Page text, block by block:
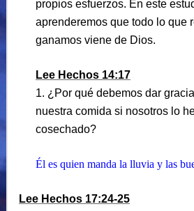
propios esfuerzos. En este
aprenderemos que todo lo que
ganamos viene de Dios.
Lee Hechos 14:17
1. ¿Por qué debemos dar
nuestra comida si nosotros lo
cosechado?
Él es quien manda la lluvia y las
Lee Hechos 17:24-25